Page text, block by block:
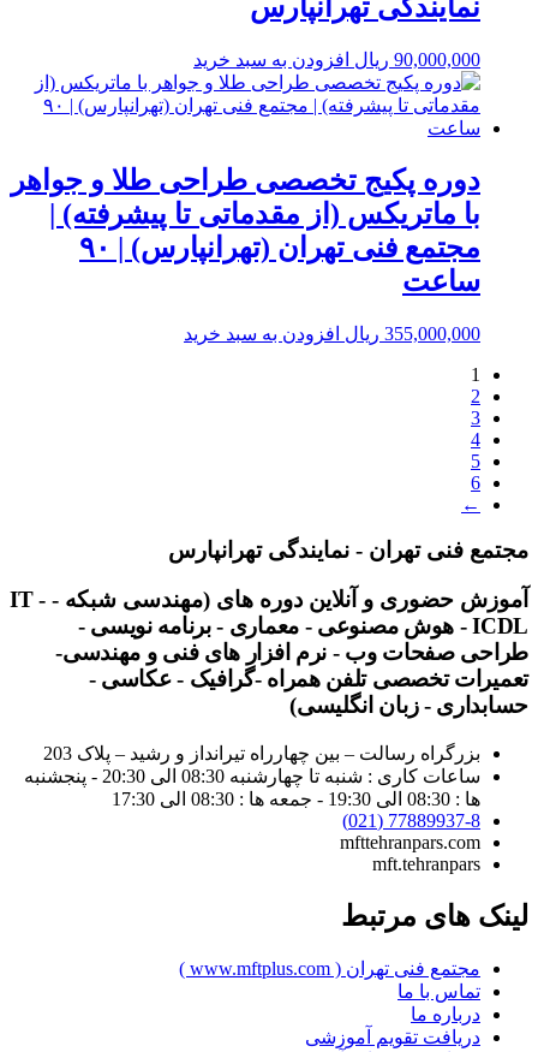
نمایندگی تهرانپارس
90,000,000 ریال افزودن به سبد خرید
دوره پکیج تخصصی طراحی طلا و جواهر
با ماتریکس (از مقدماتی تا پیشرفته) |
مجتمع فنی تهران (تهرانپارس) | ۹۰
ساعت
355,000,000 ریال افزودن به سبد خرید
1
2
3
4
5
6
←
مجتمع فنی تهران - نمایندگی تهرانپارس
آموزش حضوری و آنلاین دوره های (مهندسی شبکه -
IT-
ICDL - هوش مصنوعی - معماری - برنامه نویسی -
طراحی صفحات وب - نرم افزار های فنی و مهندسی-
تعمیرات تخصصی تلفن همراه -گرافیک - عکاسی -
حسابداری - زبان انگلیسی)
بزرگراه رسالت – بین چهارراه تیرانداز و رشید – پلاک 203
ساعات کاری : شنبه تا چهارشنبه 08:30 الی 20:30 - پنجشنبه
ها : 08:30 الی 19:30 - جمعه ها : 08:30 الی 17:30
77889937-8 (021)
mfttehranpars.com
mft.tehranpars
لینک های مرتبط
مجتمع فنی تهران ( www.mftplus.com )
تماس با ما
درباره ما
دریافت تقویم آموزشی